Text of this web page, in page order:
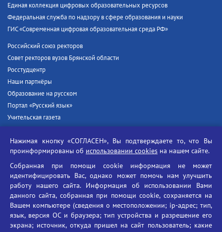
Единая коллекция цифровых образовательных ресурсов
Федеральная служба по надзору в сфере образования и науки
ГИС «Современная цифровая образовательная среда РФ»
Российский союз ректоров
Совет ректоров вузов Брянской области
Росстудцентр
Наши партнёры
Образование на русском
Портал «Русский язык»
Учительская газета
Единый портал государственных услуг
Противодействие угрозам информационной безопасности
Социальные ролики - Генеральная прокуратура РФ
Противодействие коррупции
БГУ против наркотиков
Брянский государственный университет
Нажимая кнопку «СОГЛАСЕН», Вы подтверждаете то, что Вы
проинформированы об использовании cookies на нашем сайте.
Собранная при помощи cookie информация не может
идентифицировать Вас, однако может помочь нам улучшить
работу нашего сайта. Информация об использовании Вами
данного сайта, собранная при помощи cookie, сохраняется на
Вашем компьютере (сведения о местоположении; ip-адрес; тип,
язык, версия ОС и браузера; тип устройства и разрешение его
экрана; источник, откуда пришел на сайт пользователь; какие